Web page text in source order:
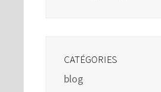
CATÉGORIES
blog